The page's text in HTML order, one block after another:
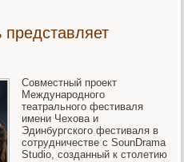
Совместный проект
Международного
театрального фестиваля
имени Чехова и
Эдинбургского фестиваля в
сотрудничестве с SounDrama
Studio, созданный к столетию